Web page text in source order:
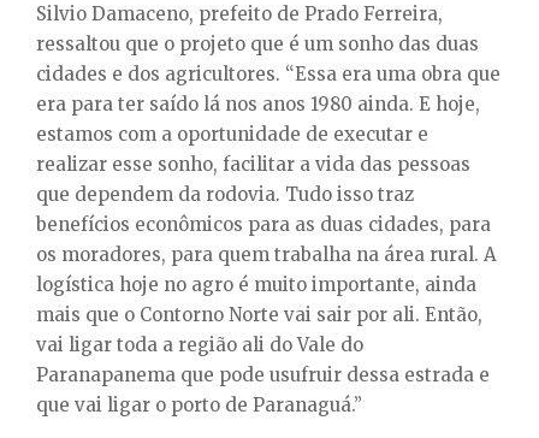
Silvio Damaceno, prefeito de Prado Ferreira,
ressaltou que o projeto que é um sonho das duas
cidades e dos agricultores. “Essa era uma obra que
era para ter saído lá nos anos 1980 ainda. E hoje,
estamos com a oportunidade de executar e
realizar esse sonho, facilitar a vida das pessoas
que dependem da rodovia. Tudo isso traz
benefícios econômicos para as duas cidades, para
os moradores, para quem trabalha na área rural. A
logística hoje no agro é muito importante, ainda
mais que o Contorno Norte vai sair por ali. Então,
vai ligar toda a região ali do Vale do
Paranapanema que pode usufruir dessa estrada e
que vai ligar o porto de Paranaguá.”